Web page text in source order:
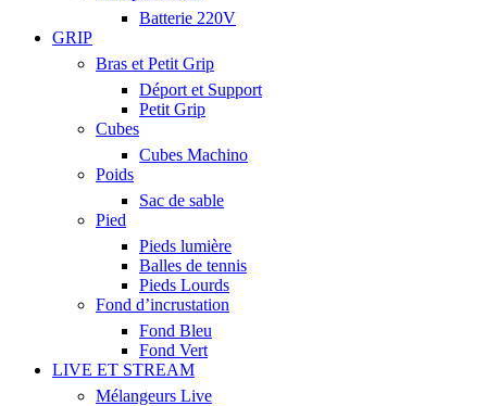
Batterie 220V
GRIP
Bras et Petit Grip
Déport et Support
Petit Grip
Cubes
Cubes Machino
Poids
Sac de sable
Pied
Pieds lumière
Balles de tennis
Pieds Lourds
Fond d’incrustation
Fond Bleu
Fond Vert
LIVE ET STREAM
Mélangeurs Live